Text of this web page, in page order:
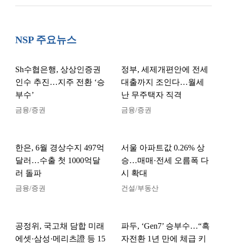
NSP 주요뉴스
Sh수협은행, 상상인증권
인수 추진…지주 전환 ‘승
부수’
금융/증권
정부, 세제개편안에 전세
대출까지 조인다…월세
난 무주택자 직격
금융/증권
한은, 6월 경상수지 497억
달러…수출 첫 1000억달
러 돌파
금융/증권
서울 아파트값 0.26% 상
승…매매·전세 오름폭 다
시 확대
건설/부동산
공정위, 국고채 담합 미래
에셋·삼성·메리츠證 등 15
파두, ‘Gen7’ 승부수…“흑
자전환 1년 만에 체급 키